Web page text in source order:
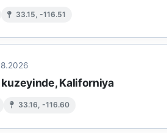
33.15, -116.51
kuzeyinde, Kaliforniya
33.16, -116.60